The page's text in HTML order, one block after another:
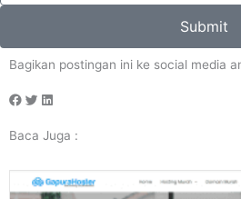
Submit
Bagikan postingan ini ke social media
Baca Juga :